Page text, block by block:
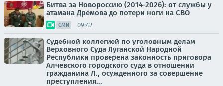
Битва за Новороссию (2014-2026): от службы у
атамана Дрёмова до потери ноги на СВО
СМИ 09:42
Судебной коллегией по уголовным делам
Верховного Суда Луганской Народной
Республики проверена законность приговора
Алчевского городского суда в отношении
гражданина Л., осужденного за совершение
преступления...